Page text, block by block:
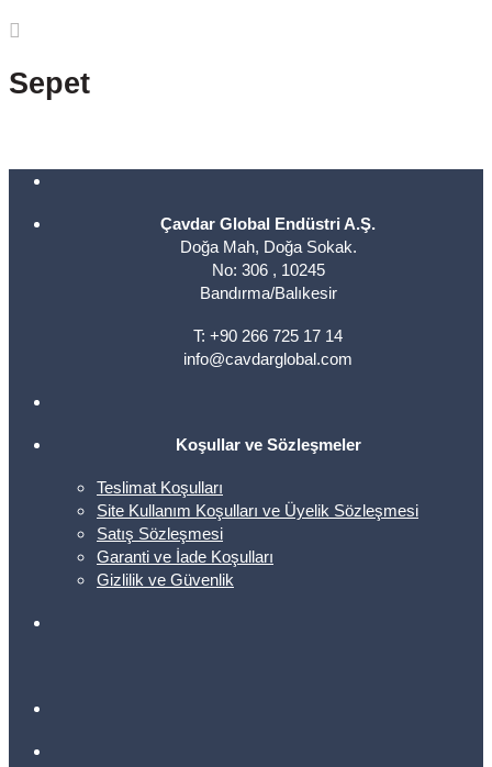
Sepet
Çavdar Global Endüstri A.Ş.
Doğa Mah, Doğa Sokak.
No: 306 , 10245
Bandırma/Balıkesir
T: +90 266 725 17 14
info@cavdarglobal.com
Koşullar ve Sözleşmeler
Teslimat Koşulları
Site Kullanım Koşulları ve Üyelik Sözleşmesi
Satış Sözleşmesi
Garanti ve İade Koşulları
Gizlilik ve Güvenlik